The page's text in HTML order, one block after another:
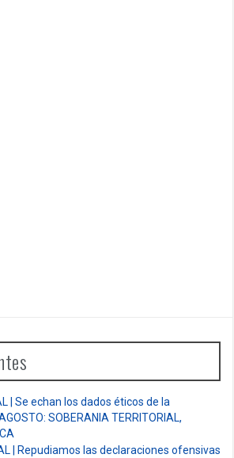
| Se echan los dados éticos de la
SOBERANIA TERRITORIAL,
| Repudiamos las declaraciones ofensivas